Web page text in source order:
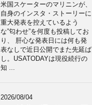
米国スケーターのマリニンが、
自身のインスタ・ストーリーに
重大発表を控えているよう
な”匂わせ”を何度も投稿してお
り、 肝心な発表日には何も発
表なしで近日公開でまた先延ば
し。USATODAYは現役続行の
知 ...
2026/08/04